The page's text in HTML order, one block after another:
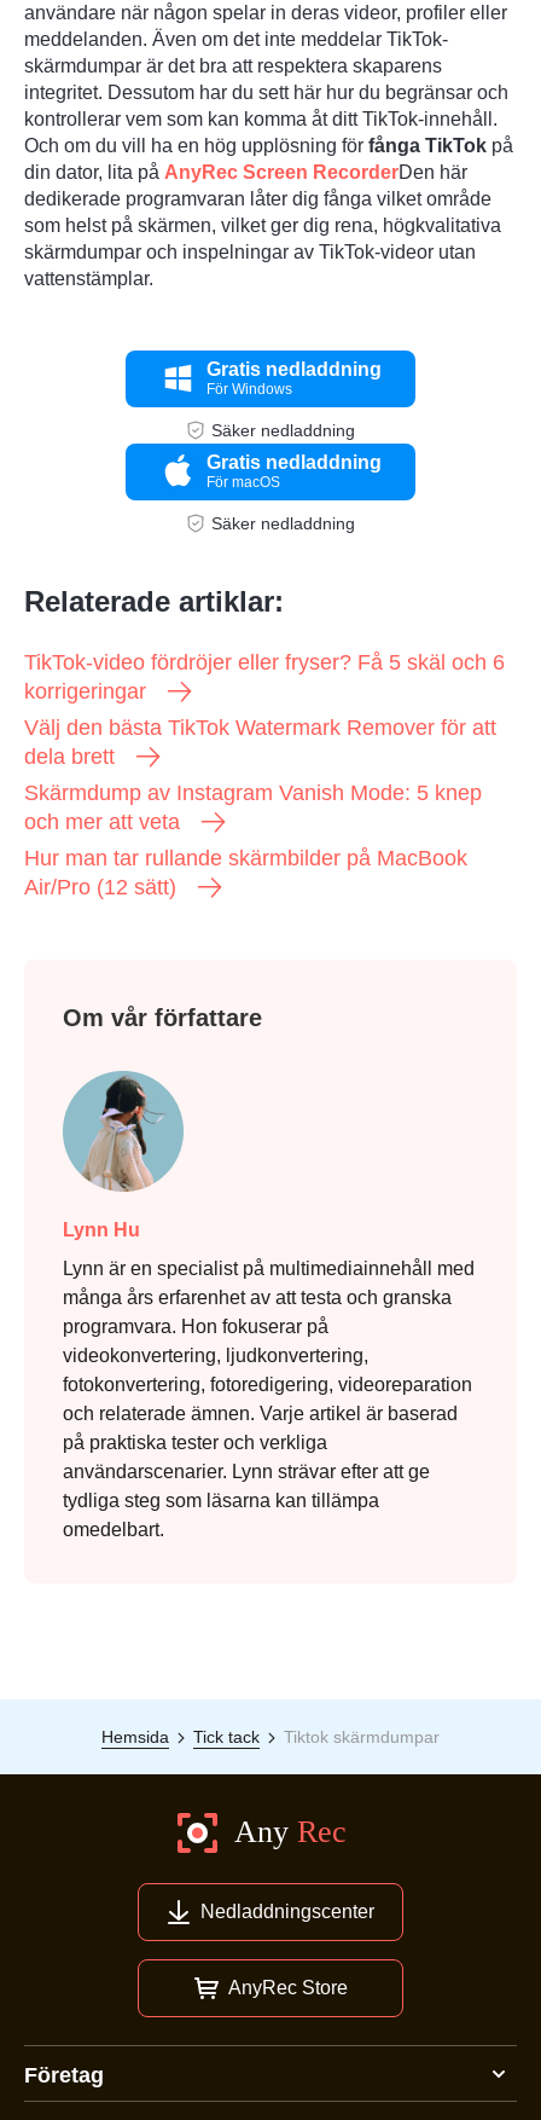
användare när någon spelar in deras videor, profiler eller
meddelanden. Även om det inte meddelar TikTok-
skärmdumpar är det bra att respektera skaparens
integritet. Dessutom har du sett här hur du begränsar och
kontrollerar vem som kan komma åt ditt TikTok-innehåll.
Och om du vill ha en hög upplösning för fånga TikTok på
din dator, lita på AnyRec Screen RecorderDen här
dedikerade programvaran låter dig fånga vilket område
som helst på skärmen, vilket ger dig rena, högkvalitativa
skärmdumpar och inspelningar av TikTok-videor utan
vattenstämplar.
Gratis nedladdning
För Windows
Säker nedladdning
Gratis nedladdning
För macOS
Säker nedladdning
Relaterade artiklar:
TikTok-video fördröjer eller fryser? Få 5 skäl och 6
korrigeringar
Välj den bästa TikTok Watermark Remover för att
dela brett
Skärmdump av Instagram Vanish Mode: 5 knep
och mer att veta
Hur man tar rullande skärmbilder på MacBook
Air/Pro (12 sätt)
Om vår författare
Lynn Hu
Lynn är en specialist på multimediainnehåll med
många års erfarenhet av att testa och granska
programvara. Hon fokuserar på
videokonvertering, ljudkonvertering,
fotokonvertering, fotoredigering, videoreparation
och relaterade ämnen. Varje artikel är baserad
på praktiska tester och verkliga
användarscenarier. Lynn strävar efter att ge
tydliga steg som läsarna kan tillämpa
omedelbart.
Hemsida Tick tack Tiktok skärmdumpar
Nedladdningscenter
AnyRec Store
Företag